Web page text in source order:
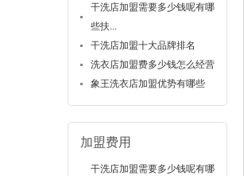
干洗店加盟需要多少钱呢有哪
些扶...
干洗店加盟十大品牌排名
洗衣店加盟费多少钱怎么经营
象王洗衣店加盟优势有哪些
加盟费用
干洗店加盟需要多少钱呢有哪